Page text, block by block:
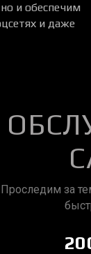
и обеспечим
и даже
Проследим за